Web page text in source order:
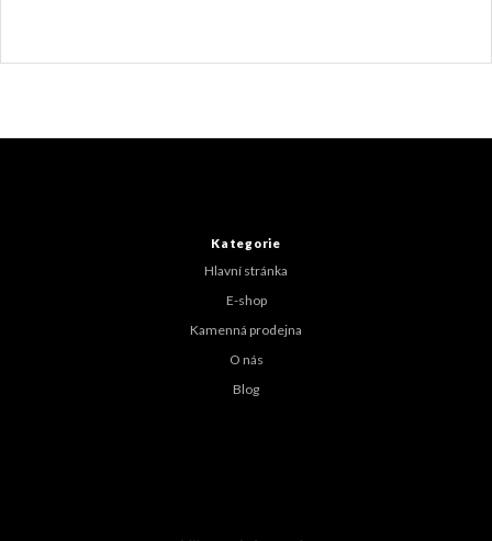
Kategorie
Hlavní stránka
E-shop
Kamenná prodejna
O nás
Blog